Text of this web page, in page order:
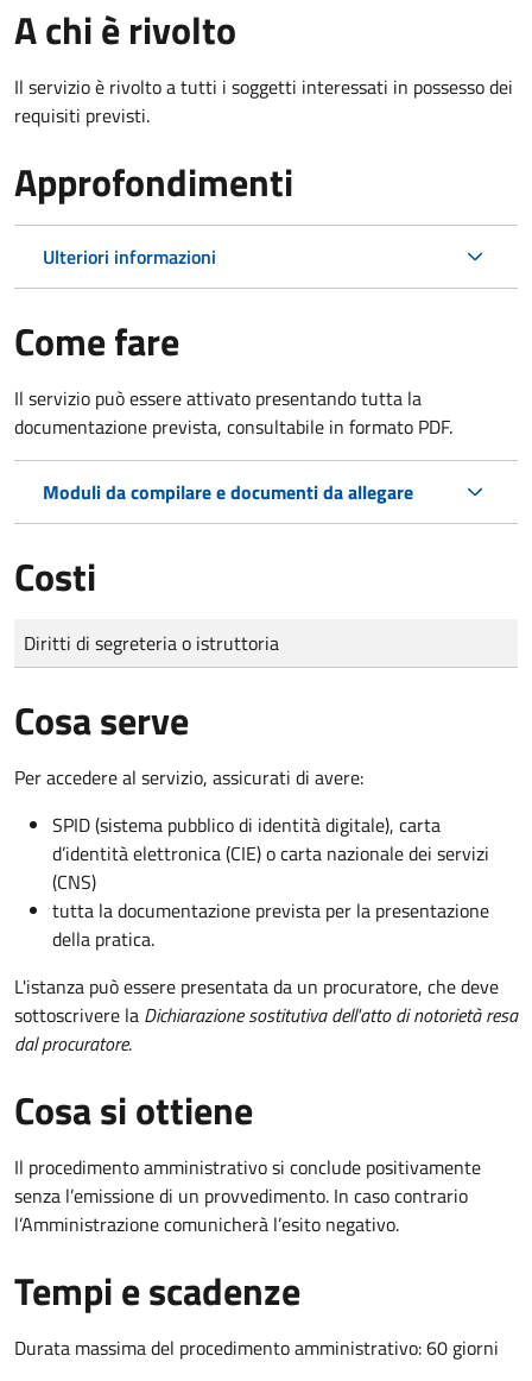
A chi è rivolto
Il servizio è rivolto a tutti i soggetti interessati in possesso dei
requisiti previsti.
Approfondimenti
Ulteriori informazioni
Come fare
Il servizio può essere attivato presentando tutta la
documentazione prevista, consultabile in formato PDF.
Moduli da compilare e documenti da allegare
Costi
Tipo di pagamento
Importo
Diritti di segreteria o istruttoria
Cosa serve
Per accedere al servizio, assicurati di avere:
SPID (sistema pubblico di identità digitale), carta
d’identità elettronica (CIE) o carta nazionale dei servizi
(CNS)
tutta la documentazione prevista per la presentazione
della pratica.
L'istanza può essere presentata da un procuratore, che deve
sottoscrivere la Dichiarazione sostitutiva dell'atto di notorietà resa
dal procuratore.
Cosa si ottiene
Il procedimento amministrativo si conclude positivamente
senza l’emissione di un provvedimento. In caso contrario
l’Amministrazione comunicherà l’esito negativo.
Tempi e scadenze
Durata massima del procedimento amministrativo: 60 giorni